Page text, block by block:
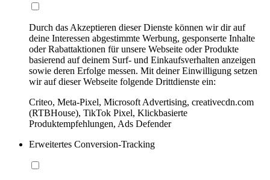
Durch das Akzeptieren dieser Dienste können wir dir auf
deine Interessen abgestimmte Werbung, gesponserte Inhalte
oder Rabattaktionen für unsere Webseite oder Produkte
basierend auf deinem Surf- und Einkaufsverhalten anzeigen
sowie deren Erfolge messen. Mit deiner Einwilligung setzen
wir auf dieser Webseite folgende Drittdienste ein:
Criteo, Meta-Pixel, Microsoft Advertising, creativecdn.com
(RTBHouse), TikTok Pixel, Klickbasierte
Produktempfehlungen, Ads Defender
Erweitertes Conversion-Tracking